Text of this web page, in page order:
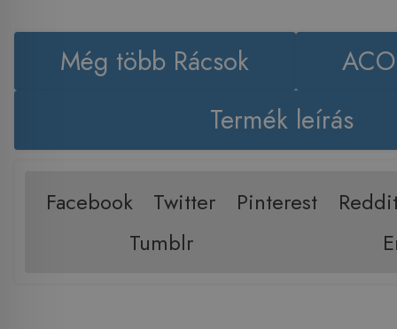
Még több Rácsok
Termék leírás
Facebook Twitter Pinterest
Tumblr